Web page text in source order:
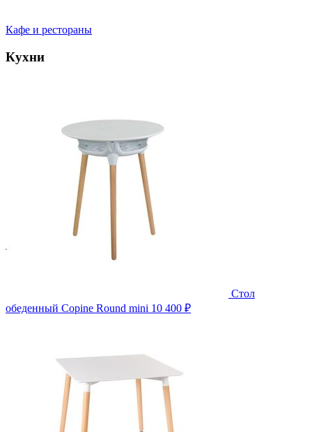
Кафе и рестораны
Кухни
Стол
обеденный Copine Round mini 10 400 ₽